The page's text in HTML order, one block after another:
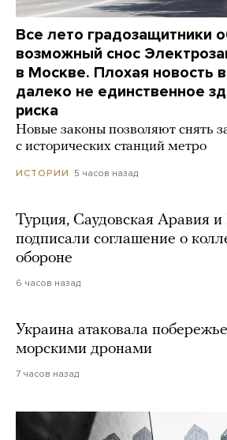
Все лето градозащитники
возможный снос
в Москве. Плохая новость
далеко не единственное
риска
Новые законы позволяют снять
с исторических станций метро
ИСТОРИИ 5 часов назад
Турция, Саудовская Аравия и
подписали соглашение о
обороне
6 часов назад
Украина атаковала
морскими дронами
7 часов назад